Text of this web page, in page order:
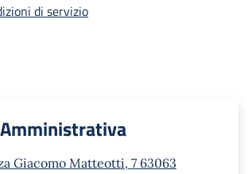
di servizio
Giacomo Matteotti, 7 63063